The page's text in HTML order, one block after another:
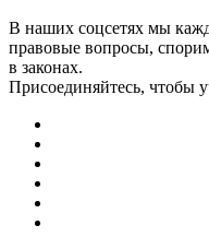
В наших соцсетях мы
правовые вопросы,
в законах.
Присоединяйтесь, чтобы